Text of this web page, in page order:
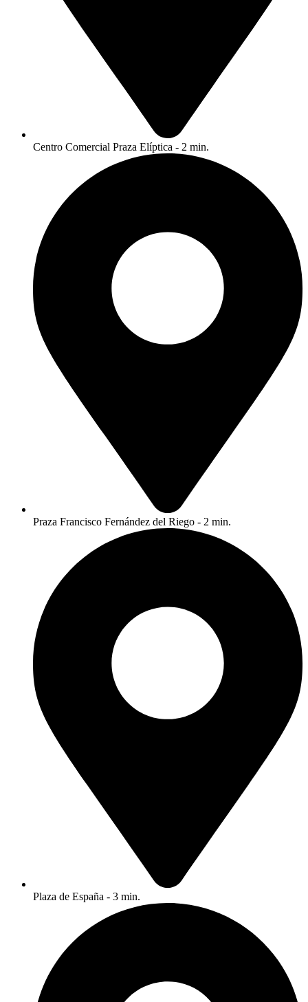
Centro Comercial Praza Elíptica - 2 min.
Praza Francisco Fernández del Riego - 2 min.
Plaza de España - 3 min.